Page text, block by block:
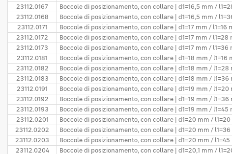
23112.0167
Boccole di posizionamento, con collare | d1=16,5 mm /
23112.0168
Boccole di posizionamento, con collare | d1=16,5 mm /
23112.0171
Boccole di posizionamento, con collare | d1=17 mm / l1=16
23112.0172
Boccole di posizionamento, con collare | d1=17 mm / l1=28
23112.0173
Boccole di posizionamento, con collare | d1=17 mm / l1=36
23112.0181
Boccole di posizionamento, con collare | d1=18 mm / l1=16
23112.0182
Boccole di posizionamento, con collare | d1=18 mm / l1=28
23112.0183
Boccole di posizionamento, con collare | d1=18 mm / l1=36
23112.0191
Boccole di posizionamento, con collare | d1=19 mm / l1=20
23112.0192
Boccole di posizionamento, con collare | d1=19 mm / l1=36
23112.0193
Boccole di posizionamento, con collare | d1=19 mm / l1=45
23112.0201
Boccole di posizionamento, con collare | d1=20 mm / l1=20
23112.0202
Boccole di posizionamento, con collare | d1=20 mm / l1=36
23112.0203
Boccole di posizionamento, con collare | d1=20 mm / l1=45
23112.0204
Boccole di posizionamento, con collare | d1=20,1 mm /